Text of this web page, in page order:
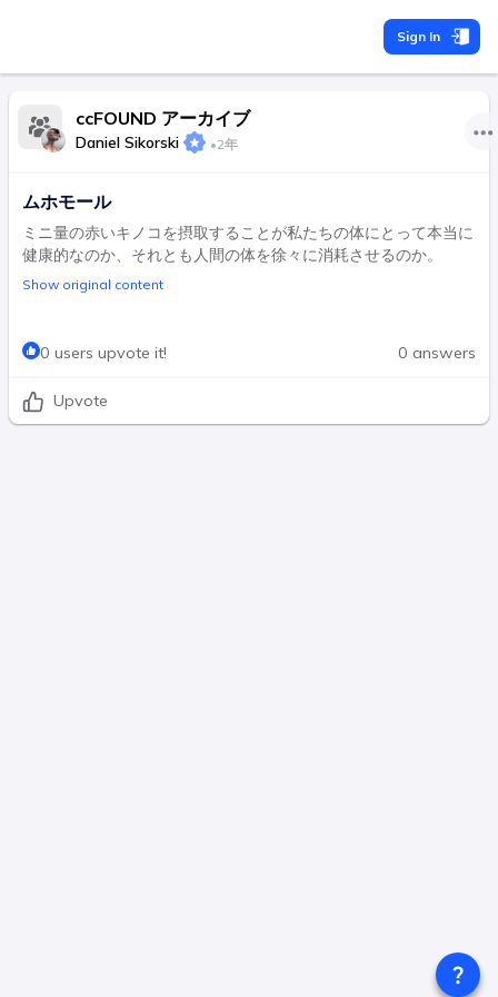
Sign In
ccFOUND アーカイブ
Daniel Sikorski •2年
ムホモール
ミニ量の赤いキノコを摂取することが私たちの体にとって本当に
健康的なのか、それとも人間の体を徐々に消耗させるのか。
Show original content
0 users upvote it! 0 answers
Upvote